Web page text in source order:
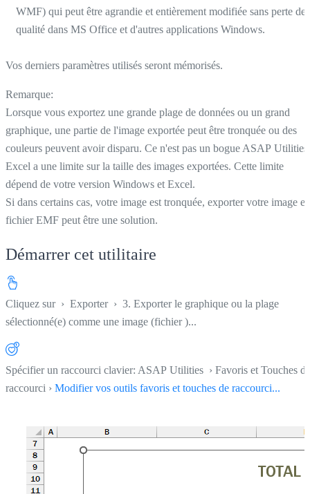
WMF) qui peut être agrandie et entièrement modifiée sans perte de
qualité dans MS Office et d'autres applications Windows.
Vos derniers paramètres utilisés seront mémorisés.
Remarque:
Lorsque vous exportez une grande plage de données ou un grand
graphique, une partie de l'image exportée peut être tronquée ou des
couleurs peuvent avoir disparu. Ce n'est pas un bogue ASAP Utilities,
Excel a une limite sur la taille des images exportées. Cette limite
dépend de votre version Windows et Excel.
Si dans certains cas, votre image est tronquée, exporter votre image en
fichier EMF peut être une solution.
Démarrer cet utilitaire
Cliquez sur › Exporter› 3. Exporter le graphique ou la plage
sélectionné(e) comme une image (fichier )...
Spécifier un raccourci clavier: ASAP Utilities › Favoris et Touches de
raccourci › Modifier vos outils favoris et touches de raccourci...